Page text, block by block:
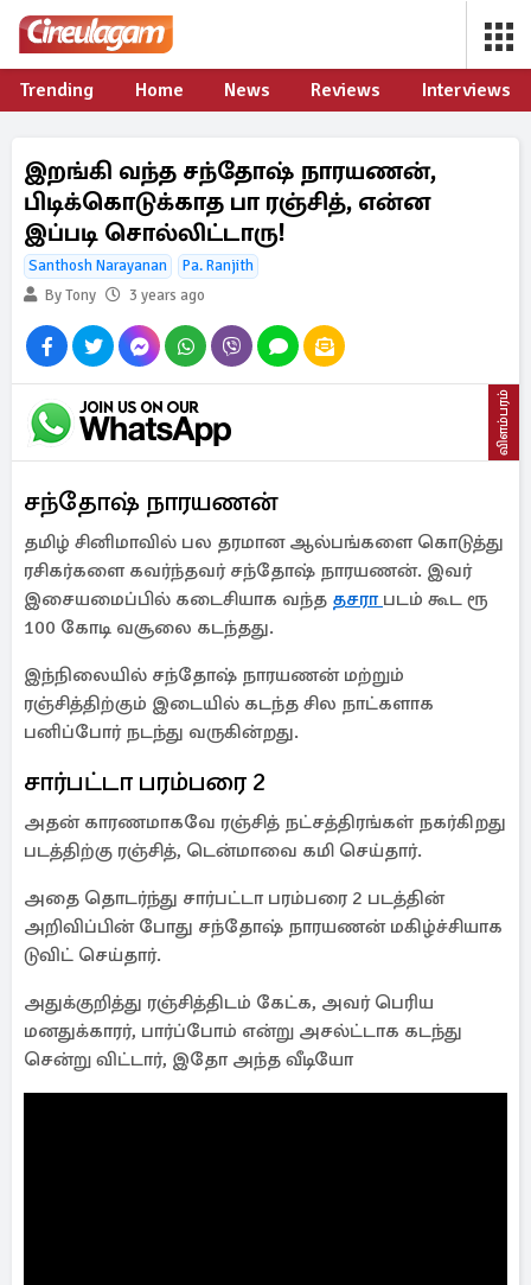
Trending Home News Reviews Interviews
இறங்கி வந்த சந்தோஷ் நாரயணன்,
பிடிக்கொடுக்காத பா ரஞ்சித், என்ன
இப்படி சொல்லிட்டாரு!
Santhosh Narayanan
Pa. Ranjith
By Tony
3 years ago
விளம்பரம்
சந்தோஷ் நாரயணன்
தமிழ் சினிமாவில் பல தரமான ஆல்பங்களை கொடுத்து
ரசிகர்களை கவர்ந்தவர் சந்தோஷ் நாரயணன். இவர்
இசையமைப்பில் கடைசியாக வந்த தசரா படம் கூட ரூ
100 கோடி வசூலை கடந்தது.
இந்நிலையில் சந்தோஷ் நாரயணன் மற்றும்
ரஞ்சித்திற்கும் இடையில் கடந்த சில நாட்களாக
பனிப்போர் நடந்து வருகின்றது.
சார்பட்டா பரம்பரை 2
அதன் காரணமாகவே ரஞ்சித் நட்சத்திரங்கள் நகர்கிறது
படத்திற்கு ரஞ்சித், டென்மாவை கமி செய்தார்.
அதை தொடர்ந்து சார்பட்டா பரம்பரை 2 படத்தின்
அறிவிப்பின் போது சந்தோஷ் நாரயணன் மகிழ்ச்சியாக
டுவிட் செய்தார்.
அதுக்குறித்து ரஞ்சித்திடம் கேட்க, அவர் பெரிய
மனதுக்காரர், பார்ப்போம் என்று அசல்ட்டாக கடந்து
சென்று விட்டார், இதோ அந்த வீடியோ